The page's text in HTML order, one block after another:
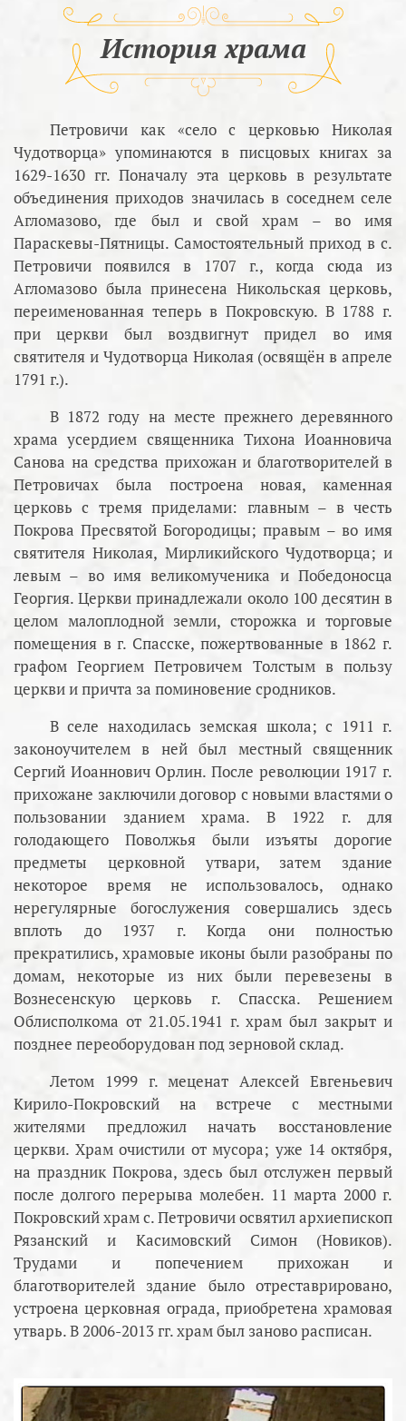
История храма
Петровичи как «село с церковью Николая
Чудотворца» упоминаются в писцовых книгах за
1629-1630 гг. Поначалу эта церковь в результате
объединения приходов значилась в соседнем селе
Агломазово, где был и свой храм – во имя
Параскевы-Пятницы. Самостоятельный приход в с.
Петровичи появился в 1707 г., когда сюда из
Агломазово была принесена Никольская церковь,
переименованная теперь в Покровскую. В 1788 г.
при церкви был воздвигнут придел во имя
святителя и Чудотворца Николая (освящён в апреле
1791 г.).
В 1872 году на месте прежнего деревянного
храма усердием священника Тихона Иоанновича
Санова на средства прихожан и благотворителей в
Петровичах была построена новая, каменная
церковь с тремя приделами: главным – в честь
Покрова Пресвятой Богородицы; правым – во имя
святителя Николая, Мирликийского Чудотворца; и
левым – во имя великомученика и Победоносца
Георгия. Церкви принадлежали около 100 десятин в
целом малоплодной земли, сторожка и торговые
помещения в г. Спасске, пожертвованные в 1862 г.
графом Георгием Петровичем Толстым в пользу
церкви и причта за поминовение сродников.
В селе находилась земская школа; с 1911 г.
законоучителем в ней был местный священник
Сергий Иоаннович Орлин. После революции 1917 г.
прихожане заключили договор с новыми властями о
пользовании зданием храма. В 1922 г. для
голодающего Поволжья были изъяты дорогие
предметы церковной утвари, затем здание
некоторое время не использовалось, однако
нерегулярные богослужения совершались здесь
вплоть до 1937 г. Когда они полностью
прекратились, храмовые иконы были разобраны по
домам, некоторые из них были перевезены в
Вознесенскую церковь г. Спасска. Решением
Облисполкома от 21.05.1941 г. храм был закрыт и
позднее переоборудован под зерновой склад.
Летом 1999 г. меценат Алексей Евгеньевич
Кирило-Покровский на встрече с местными
жителями предложил начать восстановление
церкви. Храм очистили от мусора; уже 14 октября,
на праздник Покрова, здесь был отслужен первый
после долгого перерыва молебен. 11 марта 2000 г.
Покровский храм с. Петровичи освятил архиепископ
Рязанский и Касимовский Симон (Новиков).
Трудами и попечением прихожан и
благотворителей здание было отреставрировано,
устроена церковная ограда, приобретена храмовая
утварь. В 2006-2013 гг. храм был заново расписан.